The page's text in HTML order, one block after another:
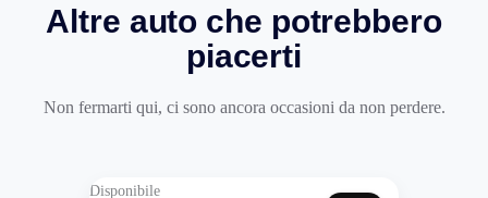
Altre auto che potrebbero
piacerti
Non fermarti qui, ci sono ancora occasioni da non perdere.
Disponibile